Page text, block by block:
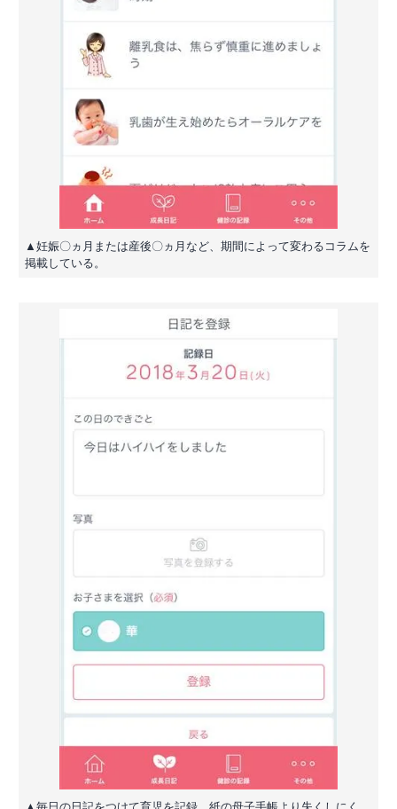
▲妊娠〇ヵ月または産後〇ヵ月など、期間によって変わるコラムを
掲載している。